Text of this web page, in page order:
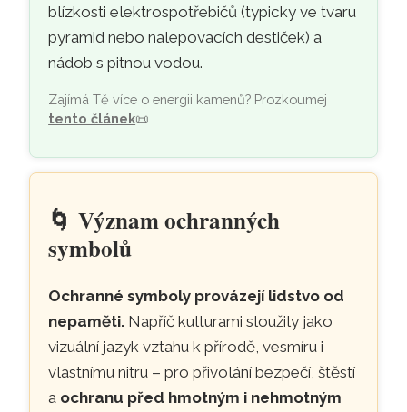
blízkosti elektrospotřebičů (typicky ve tvaru
pyramid nebo nalepovacích destiček) a
nádob s pitnou vodou.
Zajímá Tě více o energii kamenů? Prozkoumej
tento článek📜
🌀Význam ochranných
symbolů
Ochranné symboly provázejí lidstvo od
nepaměti. Napříč kulturami sloužily jako
vizuální jazyk vztahu k přírodě, vesmíru i
vlastnímu nitru – pro přivolání bezpečí, štěstí
a ochranu před hmotným i nehmotným